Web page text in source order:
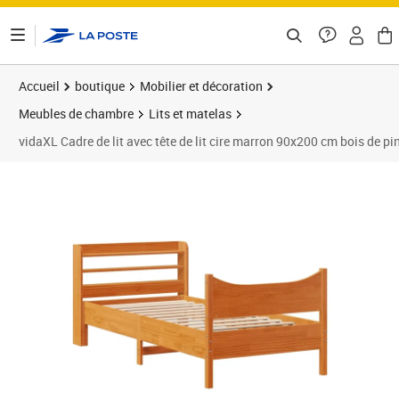
Accueil boutique
Mobilier et décoration
Meubles de chambre
Lits et matelas
vidaXL Cadre de lit avec tête de lit cire marron 90x200 cm bois de